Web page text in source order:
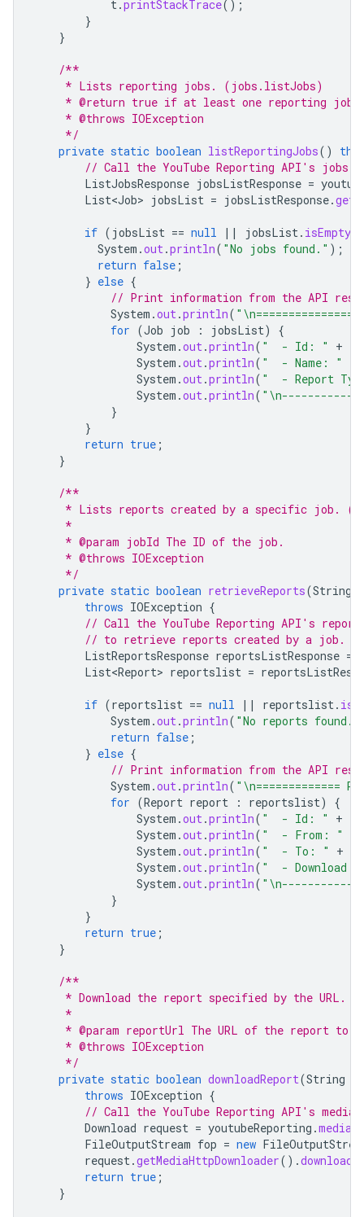
t.printStackTrace();
}
}
/**
     * Lists reporting jobs. (jobs.listJobs)
* @return true if at least one reporting job
     * @throws IOException
     */
private static boolean listReportingJobs()
// Call the YouTube Reporting API's
ListJobsResponse jobsListResponse =
List<Job> jobsList = jobsListResponse.
if ( jobsList == null || jobsList. isEmpty
System .out.println( "No jobs found." );
return false ;
} else {
// Print information from the API
System .out.println(
for (Job job : jobsList)
{
System .out.println( "  - Id: " +
System .out.println( "  - Name: "
System .out.println( "  - Report
System .out.println(
}
}
return true ;
}
/**
* Lists reports created by a specific job.
     *
     * @param jobId The ID of the job.
     * @throws IOException
     */
private static boolean retrieveReports(String
throws IOException {
// Call the YouTube Reporting API's
// to retrieve reports created by a job.
ListReportsResponse reportsListResponse =
List<Report> reportslist =
if (reportslist == null || reportslist.
System .out.println( "No reports found."
return false ;
} else {
// Print information from the API
System .out.println(
for (Report report : reportslist)
{
System .out.println( "  - Id: " +
System .out.println( "  - From: "
System .out.println( "  - To: " +
System .out.println( "  - Download
System .out.println(
}
}
return true ;
}
/**
* Download the report specified by the URL.
     *
* @param reportUrl The URL of the report to
     * @throws IOException
     */
private static boolean downloadReport(String
throws IOException {
// Call the YouTube Reporting API's
Download request = youtubeReporting .media
FileOutputStream fop = new
request.getMediaHttpDownloader().download
return true ;
}